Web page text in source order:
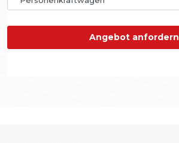
Angebot anfordern